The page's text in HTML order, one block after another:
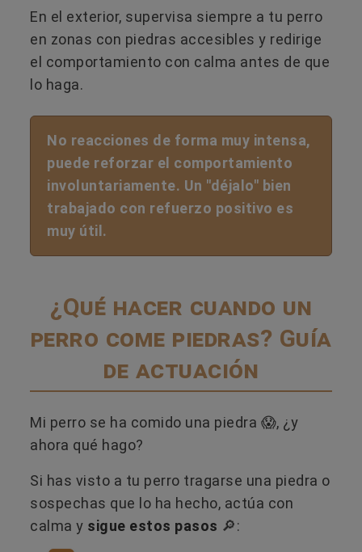
En el exterior, supervisa siempre a tu perro
en zonas con piedras accesibles y redirige
el comportamiento con calma antes de que
lo haga.
No reacciones de forma muy intensa,
puede reforzar el comportamiento
involuntariamente. Un "déjalo" bien
trabajado con refuerzo positivo es
muy útil.
¿Qué hacer cuando un
perro come piedras? Guía
de actuación
Mi perro se ha comido una piedra 😱, ¿y
ahora qué hago?
Si has visto a tu perro tragarse una piedra o
sospechas que lo ha hecho, actúa con
calma y sigue estos pasos 🔎: